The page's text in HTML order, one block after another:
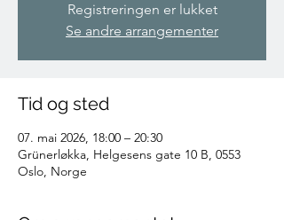
Registreringen er lukket
Se andre arrangementer
Tid og sted
07. mai 2026, 18:00 – 20:30
Grünerløkka, Helgesens gate 10 B, 0553
Oslo, Norge